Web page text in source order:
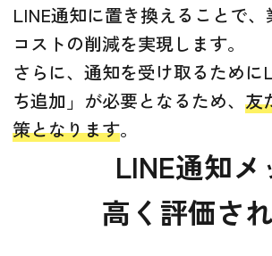
LINE通知に置き換えることで
コストの削減を実現します。
さらに、通知を受け取るため
ち追加」が必要となるため、 友
策となります。
LINE通知
高く評価さ